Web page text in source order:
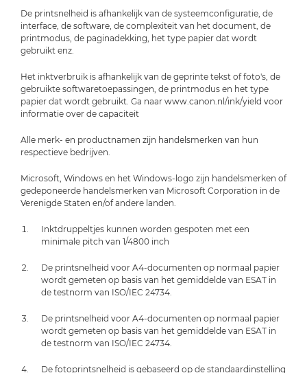
De printsnelheid is afhankelijk van de systeemconfiguratie, de
interface, de software, de complexiteit van het document, de
printmodus, de paginadekking, het type papier dat wordt
gebruikt enz.
Het inktverbruik is afhankelijk van de geprinte tekst of foto's, de
gebruikte softwaretoepassingen, de printmodus en het type
papier dat wordt gebruikt. Ga naar www.canon.nl/ink/yield voor
informatie over de capaciteit
Alle merk- en productnamen zijn handelsmerken van hun
respectieve bedrijven.
Microsoft, Windows en het Windows-logo zijn handelsmerken of
gedeponeerde handelsmerken van Microsoft Corporation in de
Verenigde Staten en/of andere landen.
Inktdruppeltjes kunnen worden gespoten met een
minimale pitch van 1/4800 inch
De printsnelheid voor A4-documenten op normaal papier
wordt gemeten op basis van het gemiddelde van ESAT in
de testnorm van ISO/IEC 24734.
De printsnelheid voor A4-documenten op normaal papier
wordt gemeten op basis van het gemiddelde van ESAT in
de testnorm van ISO/IEC 24734.
De fotoprintsnelheid is gebaseerd op de standaardinstelling